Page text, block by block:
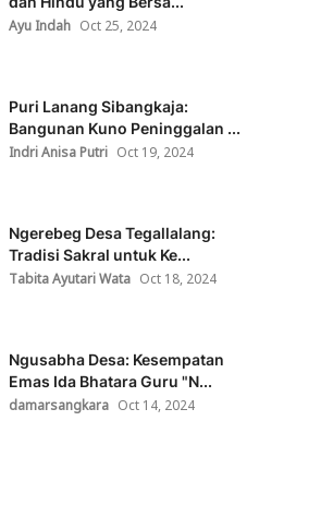
Ayu Indah Oct 25, 2024
Puri Lanang Sibangkaja:
Bangunan Kuno Peninggalan ...
Indri Anisa Putri Oct 19, 2024
Ngerebeg Desa Tegallalang:
Tradisi Sakral untuk Ke...
Tabita Ayutari Wata Oct 18, 2024
Ngusabha Desa: Kesempatan
Emas Ida Bhatara Guru "N...
damarsangkara Oct 14, 2024